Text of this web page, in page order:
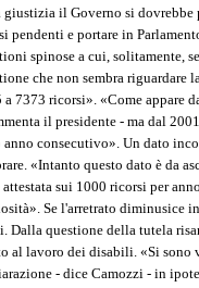
giustizia il Governo si dovrebbe
pendenti e portare in
spinose a cui, solitamente,
che non sembra
a 7373 ricorsi». «Come appare
il presidente - ma dal
anno consecutivo». Un dato
«Intanto questo dato è da
attestata sui 1000 ricorsi per
Se l'arretrato diminusice
Dalla questione della tutela
al lavoro dei disabili. «Si sono
- dice Camozzi - in